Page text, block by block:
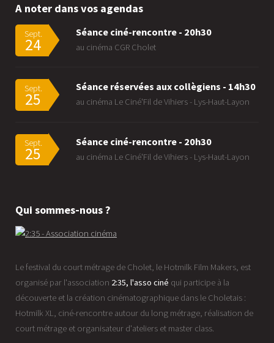
A noter dans vos agendas
Sept.
24
Séance ciné-rencontre - 20h30
au cinéma CGR Cholet
Sept.
25
Séance réservées aux collègiens - 14h30
au cinéma Le Ciné'Fil de Vihiers - Lys-Haut-Layon
Sept.
25
Séance ciné-rencontre - 20h30
au cinéma Le Ciné'Fil de Vihiers - Lys-Haut-Layon
Qui sommes-nous ?
Le festival du court métrage de Cholet, le Hotmilk Film Makers, est
organisé par l'association 2:35, l'asso ciné qui participe à la
découverte et la création cinématographique dans le Choletais :
Hotmilk XL, ciné-rencontre autour du long métrage, réalisation de
court métrage et organisateur d'ateliers et master class.